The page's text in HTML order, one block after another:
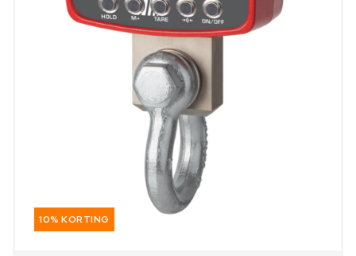
10% KORTING